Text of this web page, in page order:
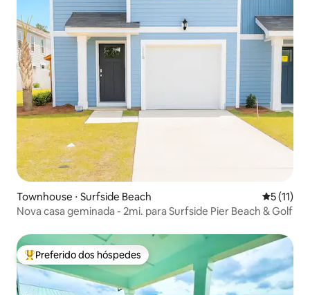
Townhouse ⋅ Surfside Beach 5 de uma
5 (11)
Nova casa geminada - 2mi. para Surfside Pier Beach & Golf
Entre os melhores preferidos dos hóspedes
Preferido dos hóspedes